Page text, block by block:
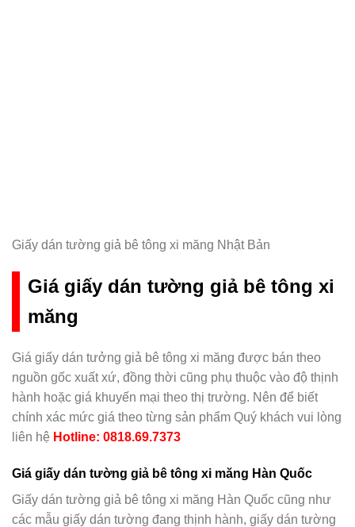
Giấy dán tường giả bê tông xi măng Nhật Bản
Giá giấy dán tường giả bê tông xi
măng
Giá giấy dán tưởng giả bê tông xi măng được bán theo
nguồn gốc xuất xứ, đồng thời cũng phụ thuộc vào độ thịnh
hành hoặc giá khuyến mại theo thị trường. Nên để biết
chính xác mức giá theo từng sản phẩm Quý khách vui lòng
liên hệ Hotline: 0818.69.7373
Giá giấy dán tường giả bê tông xi măng Hàn Quốc
Giấy dán tường giả bê tông xi măng Hàn Quốc cũng như
các mẫu giấy dán tường đang thịnh hành, giấy dán tường